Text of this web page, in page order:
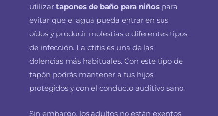
utilizar tapones de baño para niños para
evitar que el agua pueda entrar en sus
oídos y producir molestias o diferentes tipos
de infección. La otitis es una de las
dolencias más habituales. Con este tipo de
tapón podrás mantener a tus hijos
protegidos y con el conducto auditivo sano.
Sin embargo, los adultos no están exentos